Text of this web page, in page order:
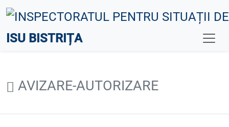
ISU BISTRIȚA
AVIZARE-AUTORIZARE